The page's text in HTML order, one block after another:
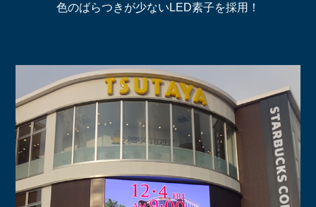
色のばらつきが少ないLED素子を採用！